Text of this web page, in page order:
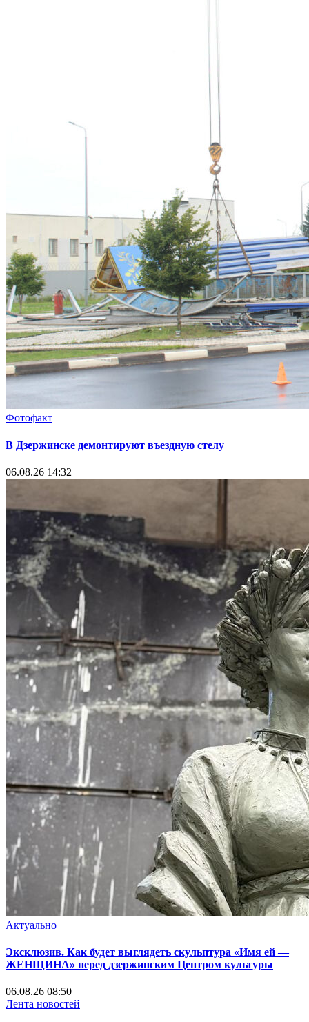
Фотофакт
В Дзержинске демонтируют въездную стелу
06.08.26 14:32
Актуально
Эксклюзив. Как будет выглядеть скульптура «Имя ей —
ЖЕНЩИНА» перед дзержинским Центром культуры
06.08.26 08:50
Лента новостей